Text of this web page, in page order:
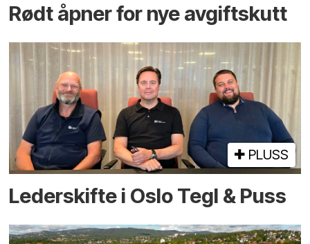
Rødt åpner for nye avgiftskutt
PLUSS
Lederskifte i Oslo Tegl & Puss